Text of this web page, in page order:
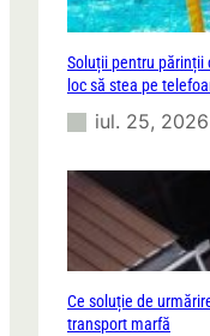
Soluții pentru părinții
loc să stea pe
iul. 25, 2026
Ce soluție de
transport marfă